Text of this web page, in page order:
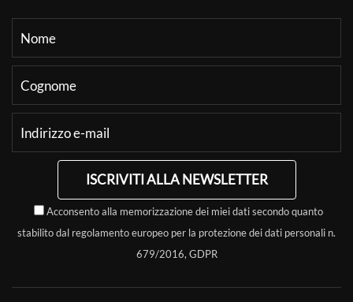
ISCRIVITI ALLA NEWSLETTER
Acconsento alla memorizzazione dei miei dati secondo quanto
stabilito dal regolamento europeo per la protezione dei dati personali n.
679/2016, GDPR